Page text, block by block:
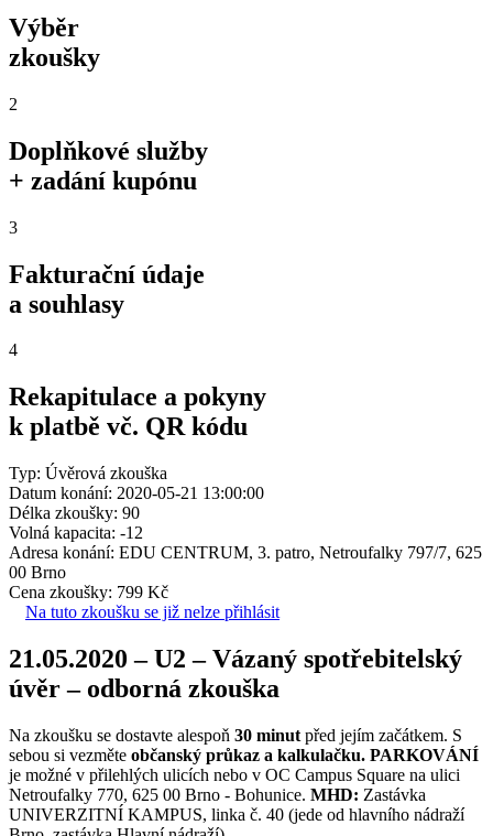
Výběr
zkoušky
2
Doplňkové služby
+ zadání kupónu
3
Fakturační údaje
a souhlasy
4
Rekapitulace a pokyny
k platbě vč. QR kódu
Typ: Úvěrová zkouška
Datum konání: 2020-05-21 13:00:00
Délka zkoušky: 90
Volná kapacita: -12
Adresa konání: EDU CENTRUM, 3. patro, Netroufalky 797/7, 625
00 Brno
Cena zkoušky: 799 Kč
Na tuto zkoušku se již nelze přihlásit
21.05.2020 – U2 – Vázaný spotřebitelský
úvěr – odborná zkouška
Na zkoušku se dostavte alespoň 30 minut před jejím začátkem. S
sebou si vezměte občanský průkaz a kalkulačku. PARKOVÁNÍ
je možné v přilehlých ulicích nebo v OC Campus Square na ulici
Netroufalky 770, 625 00 Brno - Bohunice. MHD: Zastávka
UNIVERZITNÍ KAMPUS, linka č. 40 (jede od hlavního nádraží